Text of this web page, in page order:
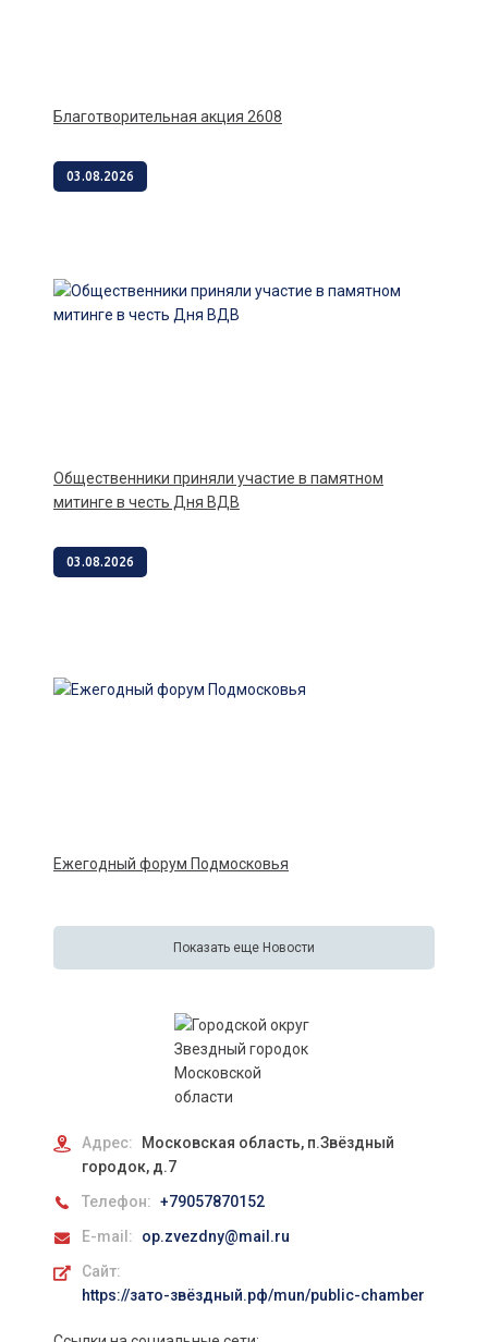
Благотворительная акция 2608
03.08.2026
Общественники приняли участие в памятном
митинге в честь Дня ВДВ
03.08.2026
Ежегодный форум Подмосковья
Показать еще Новости
Адрес:
Московская область, п.Звёздный
городок, д.7
Телефон: +79057870152
E-mail:
op.zvezdny@mail.ru
Сайт:
https://зато-звёздный.рф/mun/public-chamber